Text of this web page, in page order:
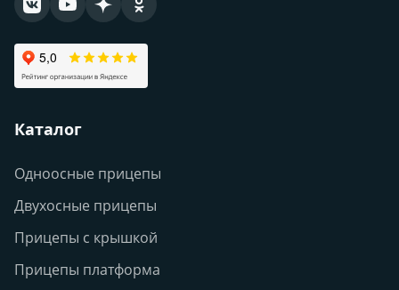
Каталог
Одноосные прицепы
Двухосные прицепы
Прицепы с крышкой
Прицепы платформа